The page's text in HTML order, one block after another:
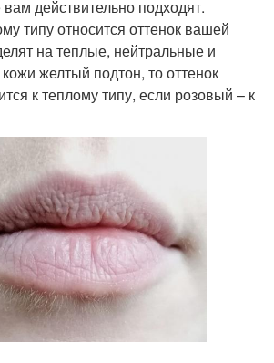
действительно подходят.
типу относится оттенок вашей
на теплые, нейтральные и
желтый подтон, то оттенок
к теплому типу, если розовый – к